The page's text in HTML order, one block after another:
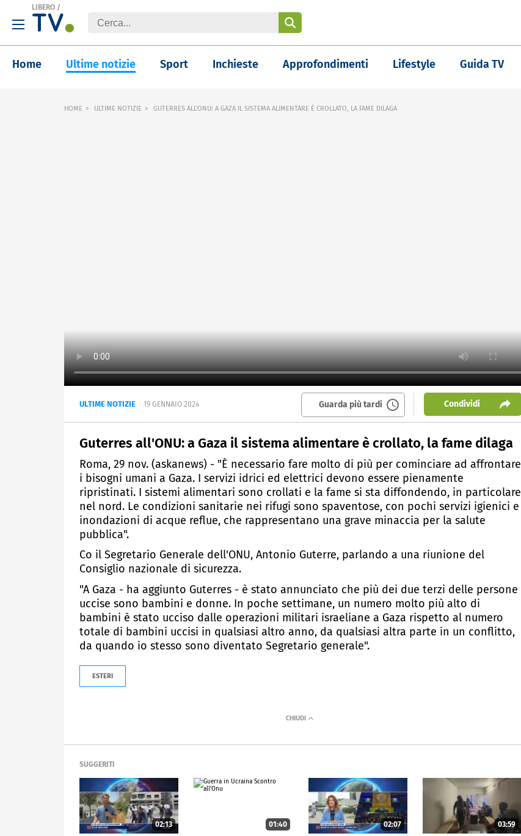
LIBERO /
Home Ultime notizie Sport Inchieste Approfondimenti Lifestyle Guida TV
HOME ULTIME NOTIZIE GUTERRES ALL'ONU: A GAZA IL SISTEMA ALIMENTARE È CROLLATO, LA FAME DILAGA
ULTIME NOTIZIE 19 GENNAIO 2024 Guarda più tardi Condividi
Guterres all'ONU: a Gaza il sistema alimentare è crollato, la fame dilaga
Roma, 29 nov. (askanews) - "È necessario fare molto di più per cominciare ad affrontare
i bisogni umani a Gaza. I servizi idrici ed elettrici devono essere pienamente
ripristinati. I sistemi alimentari sono crollati e la fame si sta diffondendo, in particolare
nel nord. Le condizioni sanitarie nei rifugi sono spaventose, con pochi servizi igienici e
inondazioni di acque reflue, che rappresentano una grave minaccia per la salute
pubblica".
Co il Segretario Generale dell'ONU, Antonio Guterre, parlando a una riunione del
Consiglio nazionale di sicurezza.
"A Gaza - ha aggiunto Guterres - è stato annunciato che più dei due terzi delle persone
uccise sono bambini e donne. In poche settimane, un numero molto più alto di
bambini è stato ucciso dalle operazioni militari israeliane a Gaza rispetto al numero
totale di bambini uccisi in qualsiasi altro anno, da qualsiasi altra parte in un conflitto,
da quando io stesso sono diventato Segretario generale".
ESTERI
SUGGERITI
02:13 01:40 02:07 03:59